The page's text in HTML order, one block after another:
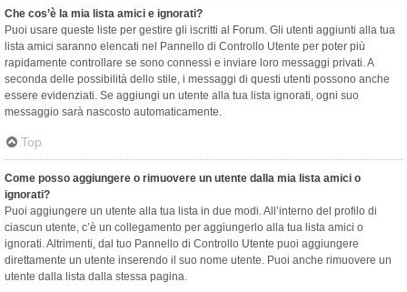
Che cos’è la mia lista amici e ignorati?
Puoi usare queste liste per gestire gli iscritti al Forum. Gli utenti aggiunti alla tua
lista amici saranno elencati nel Pannello di Controllo Utente per poter più
rapidamente controllare se sono connessi e inviare loro messaggi privati. A
seconda delle possibilità dello stile, i messaggi di questi utenti possono anche
essere evidenziati. Se aggiungi un utente alla tua lista ignorati, ogni suo
messaggio sarà nascosto automaticamente.
Top
Come posso aggiungere o rimuovere un utente dalla mia lista amici o
ignorati?
Puoi aggiungere un utente alla tua lista in due modi. All’interno del profilo di
ciascun utente, c’è un collegamento per aggiungerlo alla tua lista amici o
ignorati. Altrimenti, dal tuo Pannello di Controllo Utente puoi aggiungere
direttamente un utente inserendo il suo nome utente. Puoi anche rimuovere un
utente dalla lista dalla stessa pagina.